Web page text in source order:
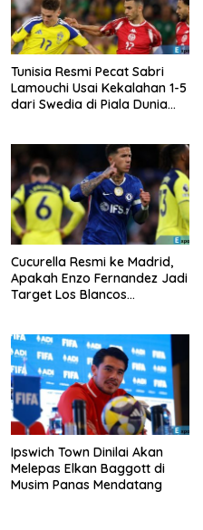
Tunisia Resmi Pecat Sabri
Lamouchi Usai Kekalahan 1-5
dari Swedia di Piala Dunia
Cucurella Resmi ke Madrid,
Apakah Enzo Fernandez Jadi
Target Los Blancos
Ipswich Town Dinilai Akan
Melepas Elkan Baggott di
Musim Panas Mendatang